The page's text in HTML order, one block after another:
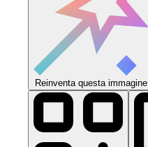
Reinventa questa immagine